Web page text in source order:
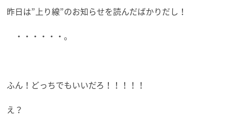
昨日は”上り線”のお知らせを読んだばかりだし！
・・・・・・。
ふん！どっちでもいいだろ！！！！！
え？